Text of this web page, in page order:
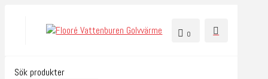
0
Sök produkter